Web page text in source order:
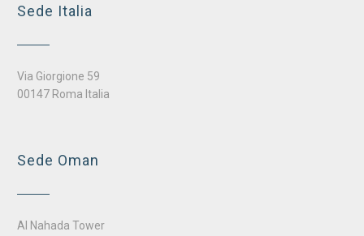
Sede Italia
Via Giorgione 59
00147 Roma Italia
Sede Oman
Al Nahada Tower